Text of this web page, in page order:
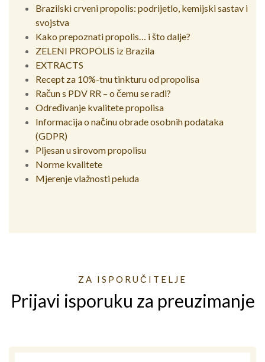
Brazilski crveni propolis: podrijetlo, kemijski sastav i
svojstva
Kako prepoznati propolis… i što dalje?
ZELENI PROPOLIS iz Brazila
EXTRACTS
Recept za 10%-tnu tinkturu od propolisa
Račun s PDV RR – o čemu se radi?
Određivanje kvalitete propolisa
Informacija o načinu obrade osobnih podataka
(GDPR)
Pljesan u sirovom propolisu
Norme kvalitete
Mjerenje vlažnosti peluda
ZA ISPORUČITELJE
Prijavi isporuku za preuzimanje